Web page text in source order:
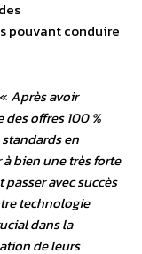
pouvant conduire
Après avoir
offres 100 %
en
bien une très forte
avec succès
technologie
dans la
de leurs